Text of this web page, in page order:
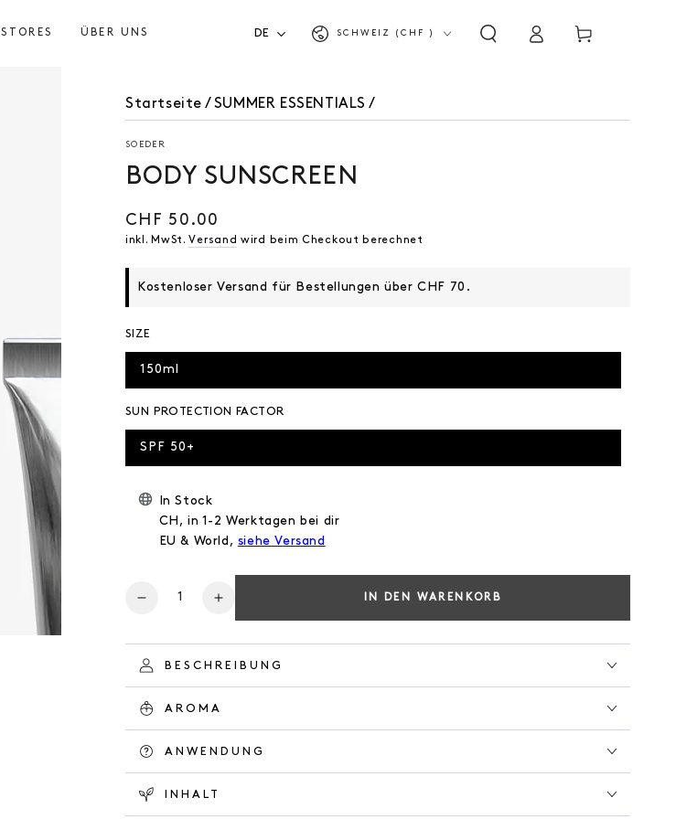
STORES ÜBER UNS DE
Land/Region
SCHWEIZ (CHF ) EinloggenWarenkorb
Startseite / SUMMER ESSENTIALS /
SOEDER
BODY SUNSCREEN
Regulärer
Preis
CHF 50.00
inkl. MwSt.Versand wird beim Checkout berechnet
Kostenloser Versand für Bestellungen über CHF 70.
SIZE
150ml
SUN PROTECTION FACTOR
SPF 50+
In Stock
CH, in 1-2 Werktagen bei dir
EU & World, siehe Versand
Verringere
Menge
für
BODY
SUNSCREEN
Erhöhe
die
Menge
für
BODY
IN DEN WARENKORB
BESCHREIBUNG
AROMA
ANWENDUNG
INHALT